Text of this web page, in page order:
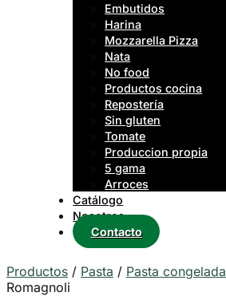
Embutidos
Harina
Mozzarella Pizza
Nata
No food
Productos cocina
Repostería
Sin gluten
Tomate
Produccion propia
5 gama
Arroces
Catálogo
Nosotros
Contacto
Productos / Pasta / Pasta congelada
Romagnoli